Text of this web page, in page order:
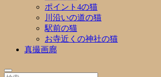
ポイント4の猫
川沿いの道の猫
駅前の猫
お寺近くの神社の猫
真撮画廊